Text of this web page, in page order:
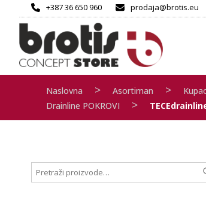
+387 36 650 960 prodaja@brotis.eu
Naslovna > Asortiman >
Drainline POKROVI >